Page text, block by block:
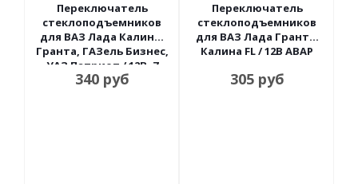
Переключатель
стеклоподъемников
для ВАЗ Лада Калина,
Гранта, ГАЗель Бизнес,
УАЗ Патриот / 12В, 7
контактов, защелки,
340руб
Переключатель
стеклоподъемников
для ВАЗ Лада Гранта,
Калина FL / 12В АВАР
305руб